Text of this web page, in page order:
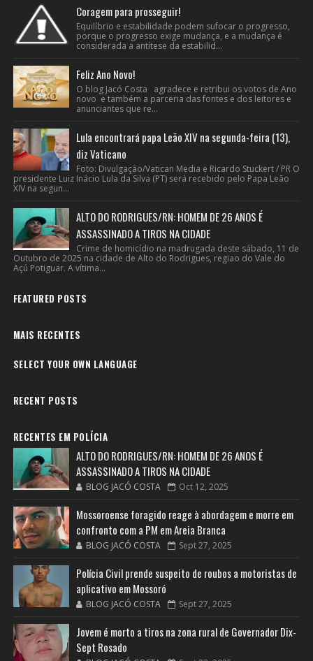
Coragem para prosseguir!
Equilíbrio e estabilidade podem sufocar o progresso,
porque o progresso exige mudança, e a mudança é
considerada a antítese da estabilid...
Feliz Ano Novo!
O blog Jacó Costa agradece e retribui os votos de Ano
novo e também a parceria das fontes e dos leitores e
anunciantes que re...
Lula encontrará papa Leão XIV na segunda-feira (13),
diz Vaticano
Foto: Divulgação/Vatican Media e Ricardo Stuckert / PR O
presidente Luiz Inácio Lula da Silva (PT) será recebido pelo Papa Leão
XIV na segun...
ALTO DO RODRIGUES/RN: HOMEM DE 26 ANOS É
ASSASSINADO A TIROS NA CIDADE
Crime de homicídio na madrugada deste sábado, 11 de
Outubro de 2025 na cidade de Alto do Rodrigues, regiao do Vale do
Açú Potiguar. A vítima...
FEATURED POSTS
MAIS RECENTES
SELECT YOUR OWN LANGUAGE
RECENT POSTS
RECENTES EM POLÍCIA
ALTO DO RODRIGUES/RN: HOMEM DE 26 ANOS É
ASSASSINADO A TIROS NA CIDADE
BLOG JACÓ COSTA Oct 12, 2025
Mossoroense foragido reage à abordagem e morre em
confronto com a PM em Areia Branca
BLOG JACÓ COSTA Sept 27, 2025
Polícia Civil prende suspeito de roubos a motoristas de
aplicativo em Mossoró
BLOG JACÓ COSTA Sept 27, 2025
Jovem é morto a tiros na zona rural de Governador Dix-
Sept Rosado